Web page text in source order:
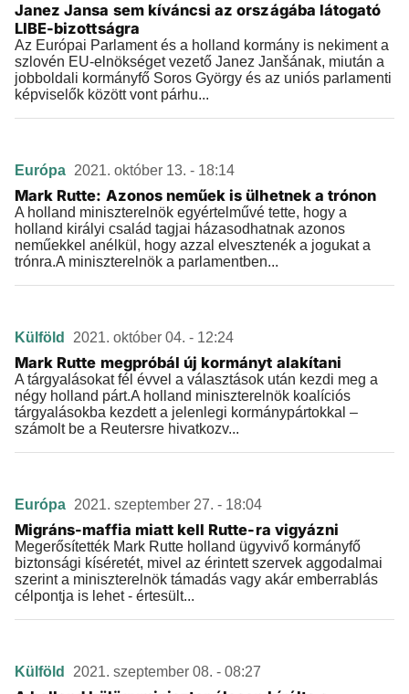
Janez Jansa sem kíváncsi az országába látogató
LIBE-bizottságra
Az Európai Parlament és a holland kormány is nekiment a
szlovén EU-elnökséget vezető Janez Janšának, miután a
jobboldali kormányfő Soros György és az uniós parlamenti
képviselők között vont párhu...
Európa 2021. október 13. - 18:14
Mark Rutte: Azonos neműek is ülhetnek a trónon
A holland miniszterelnök egyértelművé tette, hogy a
holland királyi család tagjai házasodhatnak azonos
neműekkel anélkül, hogy azzal elvesztenék a jogukat a
trónra.A miniszterelnök a parlamentben...
Külföld 2021. október 04. - 12:24
Mark Rutte megpróbál új kormányt alakítani
A tárgyalásokat fél évvel a választások után kezdi meg a
négy holland párt.A holland miniszterelnök koalíciós
tárgyalásokba kezdett a jelenlegi kormánypártokkal –
számolt be a Reutersre hivatkozv...
Európa 2021. szeptember 27. - 18:04
Migráns-maffia miatt kell Rutte-ra vigyázni
Megerősítették Mark Rutte holland ügyvivő kormányfő
biztonsági kíséretét, mivel az érintett szervek aggodalmai
szerint a miniszterelnök támadás vagy akár emberrablás
célpontja is lehet - értesült...
Külföld 2021. szeptember 08. - 08:27